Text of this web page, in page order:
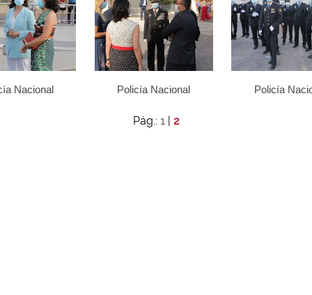
Nacional Policía Nacional Policía
Pág.: 1| 2